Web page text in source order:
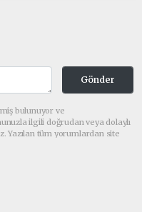
Gönder
bulunuyor ve
ilgili doğrudan veya dolaylı
Yazılan tüm yorumlardan site